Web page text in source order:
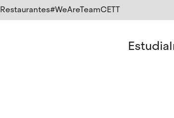
Restaurantes#WeAreTeamCETT
Estudia